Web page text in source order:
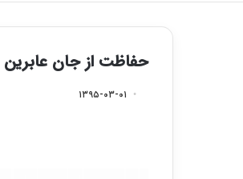
حفاظت از جان عابرین
۱۳۹۵-۰۳-۰۱